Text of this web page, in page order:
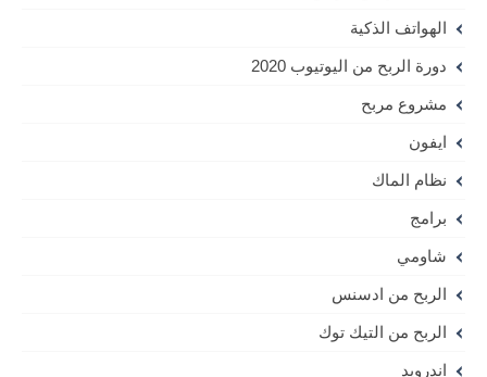
الهواتف الذكية
دورة الربح من اليوتيوب 2020
مشروع مربح
ايفون
نظام الماك
برامج
شاومي
الربح من ادسنس
الربح من التيك توك
اندرويد